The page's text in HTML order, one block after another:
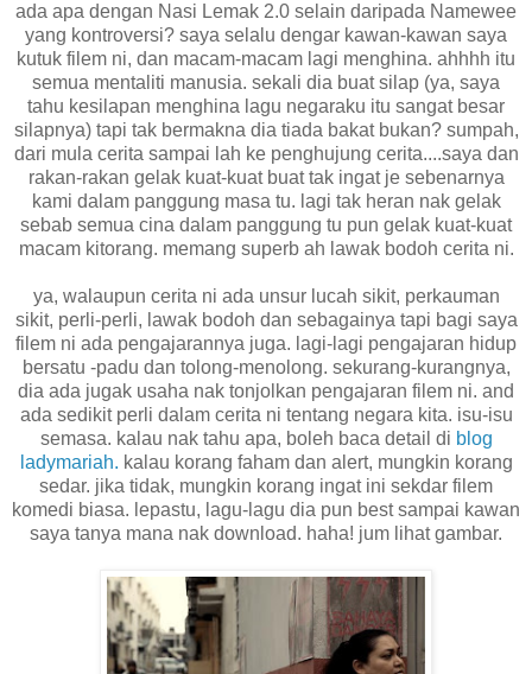
ada apa dengan Nasi Lemak 2.0 selain daripada Namewee
yang kontroversi? saya selalu dengar kawan-kawan saya
kutuk filem ni, dan macam-macam lagi menghina. ahhhh itu
semua mentaliti manusia. sekali dia buat silap (ya, saya
tahu kesilapan menghina lagu negaraku itu sangat besar
silapnya) tapi tak bermakna dia tiada bakat bukan? sumpah,
dari mula cerita sampai lah ke penghujung cerita....saya dan
rakan-rakan gelak kuat-kuat buat tak ingat je sebenarnya
kami dalam panggung masa tu. lagi tak heran nak gelak
sebab semua cina dalam panggung tu pun gelak kuat-kuat
macam kitorang. memang superb ah lawak bodoh cerita ni.
ya, walaupun cerita ni ada unsur lucah sikit, perkauman
sikit, perli-perli, lawak bodoh dan sebagainya tapi bagi saya
filem ni ada pengajarannya juga. lagi-lagi pengajaran hidup
bersatu -padu dan tolong-menolong. sekurang-kurangnya,
dia ada jugak usaha nak tonjolkan pengajaran filem ni. and
ada sedikit perli dalam cerita ni tentang negara kita. isu-isu
semasa. kalau nak tahu apa, boleh baca detail di blog
ladymariah. kalau korang faham dan alert, mungkin korang
sedar. jika tidak, mungkin korang ingat ini sekdar filem
komedi biasa. lepastu, lagu-lagu dia pun best sampai kawan
saya tanya mana nak download. haha! jum lihat gambar.